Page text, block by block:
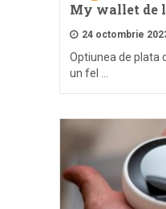
My wallet de
24 octombrie
Optiunea de plata
un fel …